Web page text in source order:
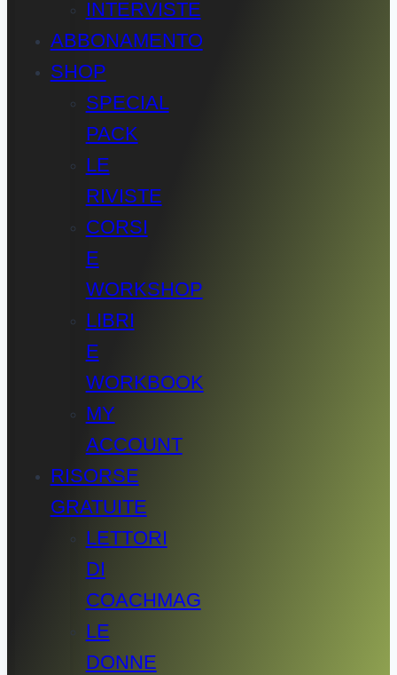
INTERVISTE
ABBONAMENTO
SHOP
SPECIAL
PACK
LE
RIVISTE
CORSI
E
WORKSHOP
LIBRI
E
WORKBOOK
MY
ACCOUNT
RISORSE
GRATUITE
LETTORI
DI
COACHMAG
LE
DONNE